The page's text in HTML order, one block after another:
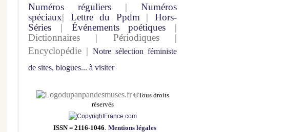
Numéros réguliers | Numéros
spéciaux| Lettre du Ppdm |Hors-
Séries | Événements poétiques |
Dictionnaires | Périodiques |
Encyclopédie | Notre sélection féministe
de sites, blogues... à visiter
pandesmuses.fr ©Tous droits
réservés
ISSN = 2116-1046. Mentions légales